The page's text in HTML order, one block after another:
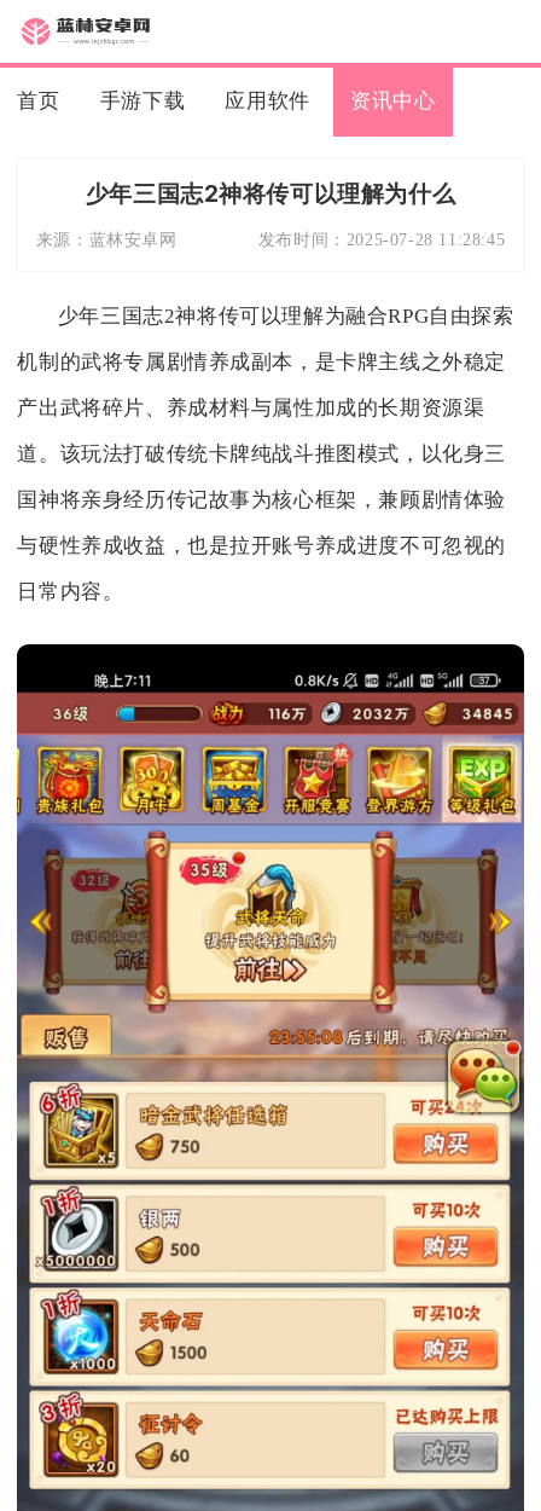
首页 手游下载 应用软件 资讯中心
少年三国志2神将传可以理解为什么
来源： 蓝林安卓网 发布时间： 2025-07-28 11:28:45
少年三国志2神将传可以理解为融合RPG自由探索
机制的武将专属剧情养成副本，是卡牌主线之外稳定
产出武将碎片、养成材料与属性加成的长期资源渠
道。该玩法打破传统卡牌纯战斗推图模式，以化身三
国神将亲身经历传记故事为核心框架，兼顾剧情体验
与硬性养成收益，也是拉开账号养成进度不可忽视的
日常内容。